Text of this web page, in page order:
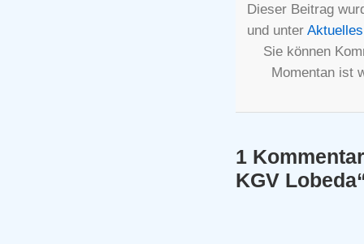
Dieser Beitrag
und unter Aktuelles
Sie können
Momentan ist
1
KGV